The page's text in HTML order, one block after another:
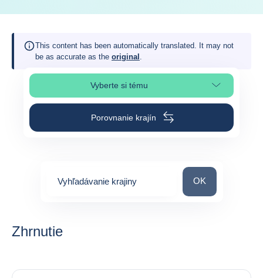
This content has been automatically translated. It may not
be as accurate as the original .
Vyberte si témuVýber časti stránky
Porovnanie krajín
Vyhľadávanie krajiny Vyhľadávanie
OK
Zhrnutie